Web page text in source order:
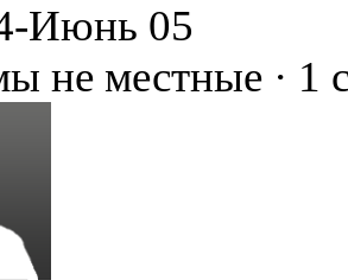
Июнь 05
не местные · 1